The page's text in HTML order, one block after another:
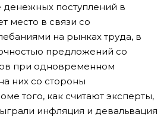
поступлений в
место в связи со
на рынках труда, в
предложений со
при одновременном
них со стороны
того, как считают эксперты,
инфляция и девальвация